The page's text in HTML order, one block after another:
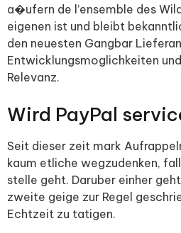
a�ufern de l’ensemble des
eigenen ist und bleibt
den neuesten Gangbar
Entwicklungsmoglichkeiten
Relevanz.
Wird PayPal
Seit dieser zeit mark
kaum etliche wegzudenken,
stelle geht. Daruber einher
zweite geige zur Regel
Echtzeit zu tatigen.